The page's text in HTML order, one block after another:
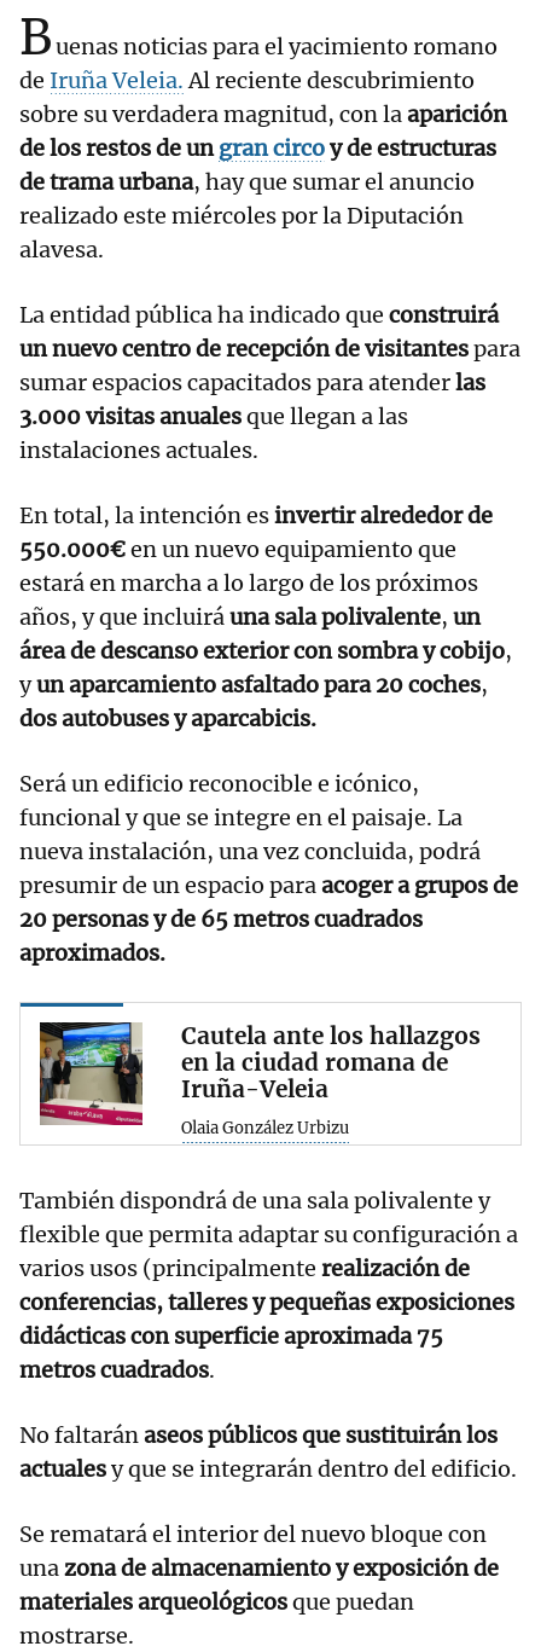
Buenas noticias para el yacimiento romano
de Iruña Veleia.Al reciente descubrimiento
sobre su verdadera magnitud, con laaparición
de los restos de ungran circoy de estructuras
de trama urbana, hay que sumar el anuncio
realizado este miércoles por la Diputación
alavesa.
La entidad pública ha indicado que construirá
un nuevo centro de recepción de visitantespara
sumar espacios capacitados para atenderlas
3.000 visitas anualesque llegan a las
instalaciones actuales.
En total, la intención esinvertir alrededor de
550.000€en un nuevo equipamiento que
estará en marcha a lo largo de los próximos
años, y que incluiráuna sala polivalente, un
área de descanso exterior con sombra y cobijo,
yun aparcamiento asfaltado para 20 coches,
dos autobuses y aparcabicis.
Será un edificio reconocible e icónico,
funcional y que se integre en el paisaje. La
nueva instalación, una vez concluida, podrá
presumir de un espacio paraacoger a grupos de
20 personas y de 65 metros cuadrados
aproximados.
Cautela ante los hallazgos
en la ciudad romana de
Iruña-Veleia
Olaia González Urbizu
También dispondrá de una sala polivalente y
flexible que permita adaptar su configuración a
varios usos (principalmente realización de
conferencias, talleres y pequeñas exposiciones
didácticas con superficie aproximada 75
metros cuadrados.
No faltaránaseos públicos que sustituirán los
actualesy que se integrarán dentro del edificio.
Se rematará el interior del nuevo bloque con
unazona de almacenamiento y exposición de
materiales arqueológicosque puedan
mostrarse.